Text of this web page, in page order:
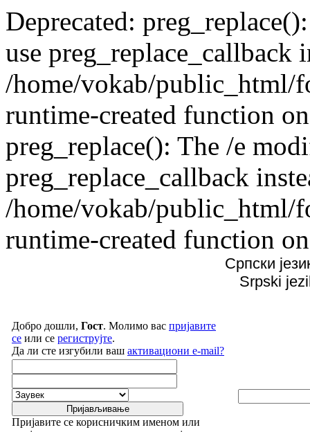
Deprecated:
use preg_replace_callback
/home/vokab/public_html/
runtime-created function
preg_replace(): The /e
preg_replace_callback
/home/vokab/public_html/
runtime-created function
Српски
Srpski
Добро дошли, Гост. Молимо вас пријавите
се или се региструјте.
Да ли сте изгубили ваш активациони e-mail?
Пријавите се корисничким именом или